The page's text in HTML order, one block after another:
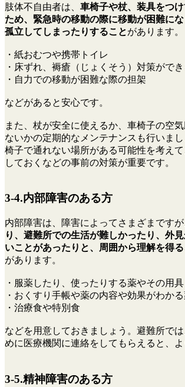
肢体不自由者は、 車椅子や杖、装具をつ
ため、緊急時の移動の際に移動が困難にな
孤立してしまったりすることがあります。
・紙おむつや携帯トイレ
・床ずれ、褥瘡（じょくそう）対策がで
・自力での移動が困難な際の担架
などがあると安心です。
また、杖が安全に使えるか、車椅子の空
ないかの定期的なメンテナンスも行いま
椅子で通れない場所がある可能性を考え
しておくなどの事前の対策が重要です。
3-4.内部障害のある方
内部障害は、障害によってさまざまですが
り、避難所での生活が難しかったり、外
いことがあったりと、周囲から理解を得
があります。
・服薬したり、使ったりする薬やその用具
・おくすり手帳や薬の内容や効果がわか
・治療食や特別食
などを用意しておきましょう。避難所で
めに医療機関に連絡をしてもらえると、よ
3-5.精神障害のある方